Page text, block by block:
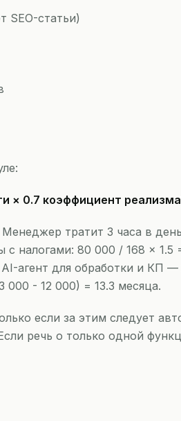
SEO-статьи)
× 0.7 коэффициент
тратит 3 часа в
налогами: 80 000 / 168 × 1.5
агент для обработки и КП
- 12 000) = 13.3 месяца.
если за этим следует
речь о только одной